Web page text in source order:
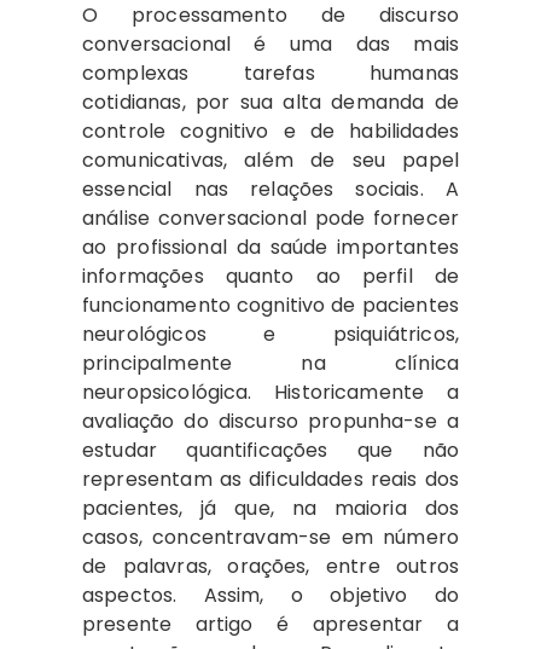
O processamento de discurso
conversacional é uma das mais
complexas tarefas humanas
cotidianas, por sua alta demanda de
controle cognitivo e de habilidades
comunicativas, além de seu papel
essencial nas relações sociais. A
análise conversacional pode fornecer
ao profissional da saúde importantes
informações quanto ao perfil de
funcionamento cognitivo de pacientes
neurológicos e psiquiátricos,
principalmente na clínica
neuropsicológica. Historicamente a
avaliação do discurso propunha-se a
estudar quantificações que não
representam as dificuldades reais dos
pacientes, já que, na maioria dos
casos, concentravam-se em número
de palavras, orações, entre outros
aspectos. Assim, o objetivo do
presente artigo é apresentar a